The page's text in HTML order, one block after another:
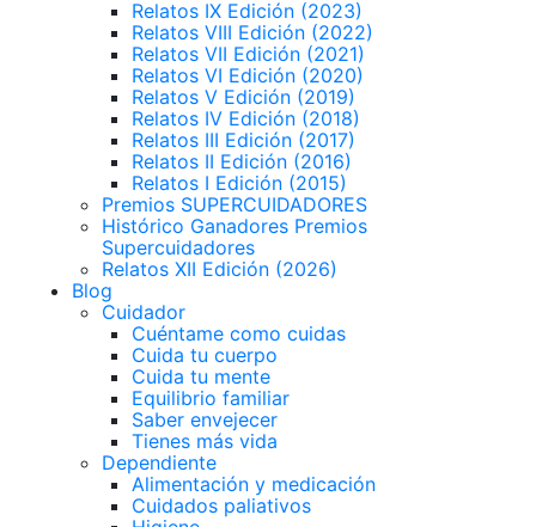
Relatos IX Edición (2023)
Relatos VIII Edición (2022)
Relatos VII Edición (2021)
Relatos VI Edición (2020)
Relatos V Edición (2019)
Relatos IV Edición (2018)
Relatos III Edición (2017)
Relatos II Edición (2016)
Relatos I Edición (2015)
Premios SUPERCUIDADORES
Histórico Ganadores Premios
Supercuidadores
Relatos XII Edición (2026)
Blog
Cuidador
Cuéntame como cuidas
Cuida tu cuerpo
Cuida tu mente
Equilibrio familiar
Saber envejecer
Tienes más vida
Dependiente
Alimentación y medicación
Cuidados paliativos